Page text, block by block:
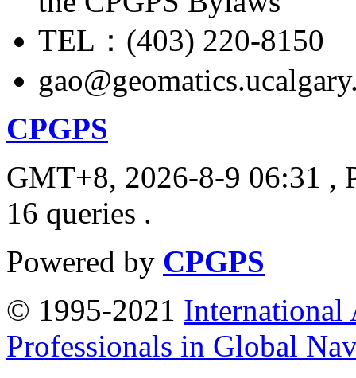
TEL：(403) 220-8150
CPGPS
GMT+8, 2026-8-9 06:31 ,
16 queries .
Powered by CPGPS
© 1995-2021 International
Professionals in Global